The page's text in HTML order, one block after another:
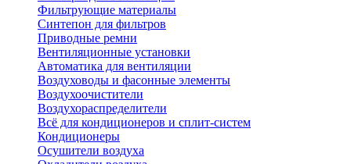
Фильтрующие материалы
Синтепон для фильтров
Приводные ремни
Вентиляционные установки
Автоматика для вентиляции
Воздуховоды и фасонные элементы
Воздухоочистители
Воздухораспределители
Всё для кондиционеров и сплит-систем
Кондиционеры
Осушители воздуха